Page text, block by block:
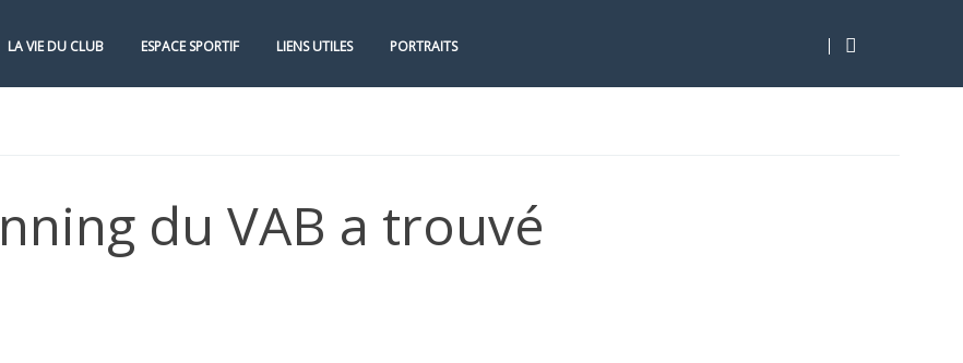
LA VIE DU CLUB ESPACE SPORTIF LIENS UTILES PORTRAITS
du VAB a trouvé